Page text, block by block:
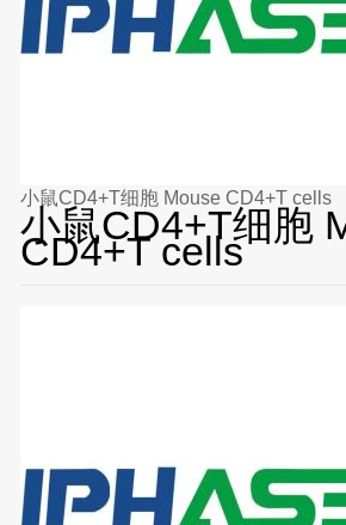
小鼠CD4+T细胞 Mouse CD4+T cells
小鼠CD4+T细胞
CD4+T cells